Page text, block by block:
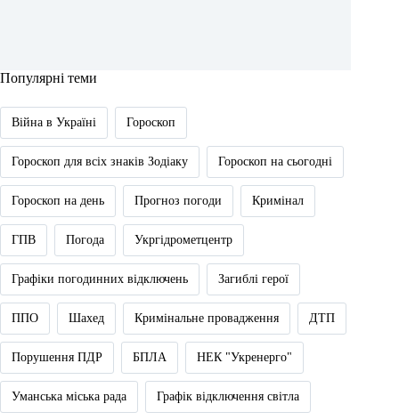
Популярні теми
Війна в Україні Гороскоп
Гороскоп для всіх знаків Зодіаку Гороскоп на сьогодні
Гороскоп на день Прогноз погоди Кримінал
ГПВ Погода Укргідрометцентр
Графіки погодинних відключень Загиблі герої
ППО Шахед Кримінальне провадження ДТП
Порушення ПДР БПЛА НЕК "Укренерго"
Уманська міська рада Графік відключення світла